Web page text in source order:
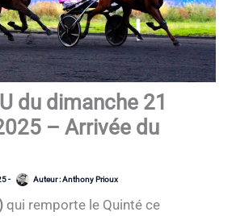
du dimanche 21
– Arrivée du
- Auteur :Anthony Prioux
qui remporte le Quinté ce